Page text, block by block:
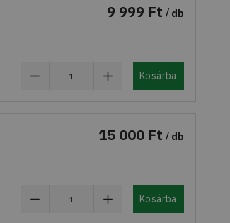
9 999 Ft db
Kosárba
15 000 Ft db
Kosárba